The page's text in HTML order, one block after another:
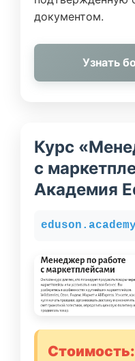
документом.
Узнать
Курс
с
Академия
Стоимость: